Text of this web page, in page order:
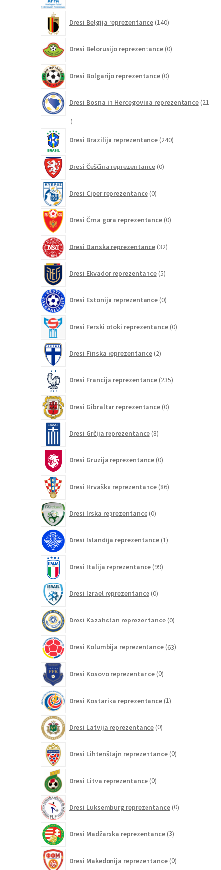
Dresi Belgija reprezentance 140izdelkov
Dresi Belorusijo reprezentance 0izdelkov
Dresi Bolgarijo reprezentance 0izdelkov
Dresi Bosna in Hercegovina reprezentance 21
21
Dresi Brazilija reprezentance 240izdelkov
Dresi Češčina reprezentance 0izdelkov
Dresi Ciper reprezentance 0izdelkov
Dresi Črna gora reprezentance 0izdelkov
Dresi Danska reprezentance 32izdelkov
Dresi Ekvador reprezentance 5izdelkov
Dresi Estonija reprezentance 0izdelkov
Dresi Ferski otoki reprezentance 0izdelkov
Dresi Finska reprezentance 2izdelka
Dresi Francija reprezentance 235izdelkov
Dresi Gibraltar reprezentance 0izdelkov
Dresi Grčija reprezentance 8izdelkov
Dresi Gruzija reprezentance 0izdelkov
Dresi Hrvaška reprezentance 86izdelkov
Dresi Irska reprezentance 0izdelkov
Dresi Islandija reprezentance 1izdelek
Dresi Italija reprezentance 99izdelkov
Dresi Izrael reprezentance 0izdelkov
Dresi Kazahstan reprezentance 0izdelkov
Dresi Kolumbija reprezentance 63izdelkov
Dresi Kosovo reprezentance 0izdelkov
Dresi Kostarika reprezentance 1izdelek
Dresi Latvija reprezentance 0izdelkov
Dresi Lihtenštajn reprezentance 0izdelkov
Dresi Litva reprezentance 0izdelkov
Dresi Luksemburg reprezentance 0izdelkov
Dresi Madžarska reprezentance 3izdelki
Dresi Makedonija reprezentance 0izdelkov